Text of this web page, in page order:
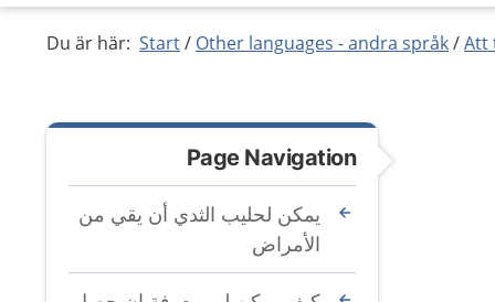
Du är här: Start Other languages - andra språk Att
Page Navigation
يمكن لحليب الثدي أن يقي من
الأمراض